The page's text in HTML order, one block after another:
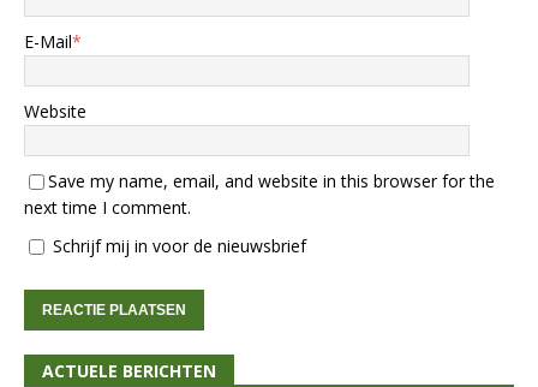
E-Mail*
Website
Save my name, email, and website in this browser for the
next time I comment.
Schrijf mij in voor de nieuwsbrief
ACTUELE BERICHTEN